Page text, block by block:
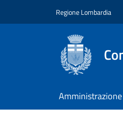
Regione Lombardia
Amministrazione